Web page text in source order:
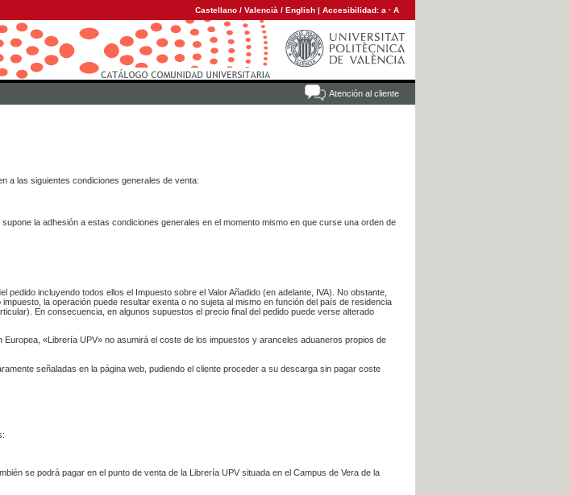
Castellano / Valencià / English | Accesibilidad: a · A
Atención al cliente
a las siguientes condiciones generales de venta:
la adhesión a estas condiciones generales en el momento mismo en que curse una orden de
incluyendo todos ellos el Impuesto sobre el Valor Añadido (en adelante, IVA). No obstante,
la operación puede resultar exenta o no sujeta al mismo en función del país de residencia
En consecuencia, en algunos supuestos el precio final del pedido puede verse alterado
«Librería UPV» no asumirá el coste de los impuestos y aranceles aduaneros propios de
señaladas en la página web, pudiendo el cliente proceder a su descarga sin pagar coste
se podrá pagar en el punto de venta de la Librería UPV situada en el Campus de Vera de la